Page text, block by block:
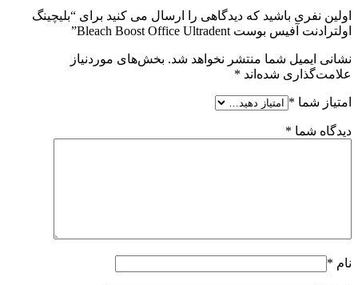
اولین نفری باشید که دیدگاهی را ارسال می کنید برای “بلیچینگ
اولترادنت آفیس بوست Bleach Boost Office Ultradent”
نشانی ایمیل شما منتشر نخواهد شد. بخش‌های موردنیاز
علامت‌گذاری شده‌اند *
امتیاز شما *
دیدگاه شما *
نام *